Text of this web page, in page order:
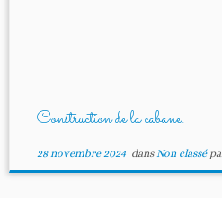
Construction de la cabane.
28 novembre 2024dansNon classé